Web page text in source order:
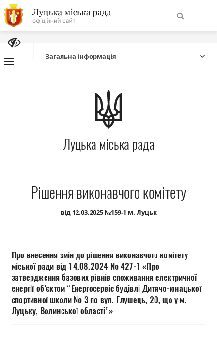
На
головну
Про місто
Міська влада
Міська рада
Публічна інформація
Документи
Загальна інформація
Луцька міська рада
Рішення виконавчого комітету
від 12.03.2025 №159-1 м. Луцьк
Про внесення змін до рішення виконавчого комітету
міської ради від 14.08.2024 № 427-1 «Про
затвердження базових рівнів споживання електричної
енергії об’єктом “Енергосервіс будівлі Дитячо-юнацької
спортивної школи № 3 по вул. Глушець, 20, що у м.
Луцьку, Волинської області”»